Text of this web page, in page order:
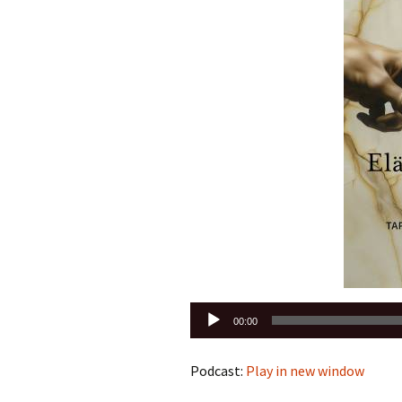
Äänitoistin
00:00
Podcast: Play in new window